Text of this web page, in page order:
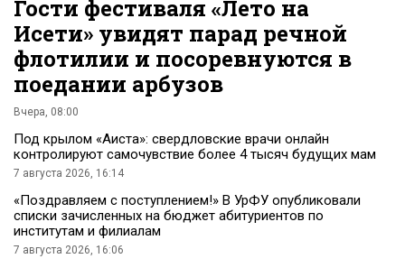
Гости фестиваля «Лето на
Исети» увидят парад речной
флотилии и посоревнуются в
поедании арбузов
Вчера, 08:00
Под крылом «Аиста»: свердловские врачи онлайн
контролируют самочувствие более 4 тысяч будущих мам
7 августа 2026, 16:14
«Поздравляем с поступлением!» В УрФУ опубликовали
списки зачисленных на бюджет абитуриентов по
институтам и филиалам
7 августа 2026, 16:06